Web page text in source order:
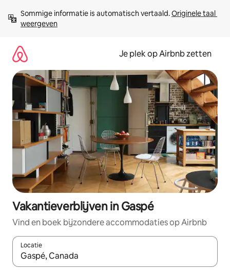
direct
naar
Sommige informatie is automatisch vertaald. Originele taal
weergeven
Je plek op Airbnb zetten
Vakantieverblijven in Gaspé
Vind en boek bijzondere accommodaties op Airbnb
Locatie
Wanneer er resultaten beschikbaar zijn, maak je een keuze